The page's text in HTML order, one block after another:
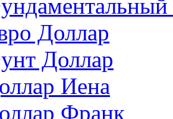
Доллар
Доллар
Иена
Франк